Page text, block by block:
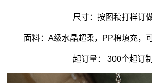
尺寸：按图稿打样订
面料：A级水晶超柔，PP棉填充，
起订量： 300个起订制